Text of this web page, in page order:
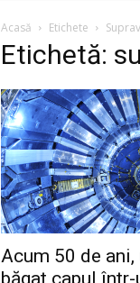
Acasă Etichete
Etichetă:
Acum 50 de
băgat capul într-